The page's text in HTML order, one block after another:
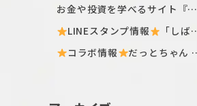
お金や投資を学べるサイト『日興フロッギー』にてTomo.Nがぴよこ豆のイラストを描き下ろしました
LINEスタンプ情報
「しばんばん」とLINEオープンチャットがコラボしたスタンプが初登場！
コラボ情報
だっとちゃん × はにくじランド